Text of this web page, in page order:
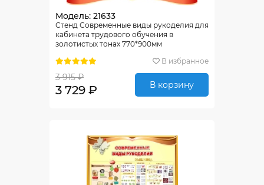
Модель: 21633
Стенд Современные виды рукоделия для
кабинета трудового обучения в
золотистых тонах 770*900мм
В избранное
3 915 ₽
3 729 ₽ В корзину